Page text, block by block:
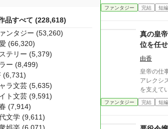
チェは体
百回聞い
に」。翌
切、領民
らない自
たルチア
いた。
ファンタジー 完結 短編
真の皇
位を任
た。正
由香
皇帝の仕
アレクシ
を支えていた。 だがある日、婚約
力も将来
る。 しかし彼女は知らなかった。 帝国を動かしてい
ら隠して
ファンタジー 完結 短編
品すべて (228,618)
ンタジー (53,260)
(66,320)
テリー (5,379)
ー (8,499)
(6,731)
ラ文芸 (5,635)
ト文芸 (9,591)
(7,914)
文学 (9,611)